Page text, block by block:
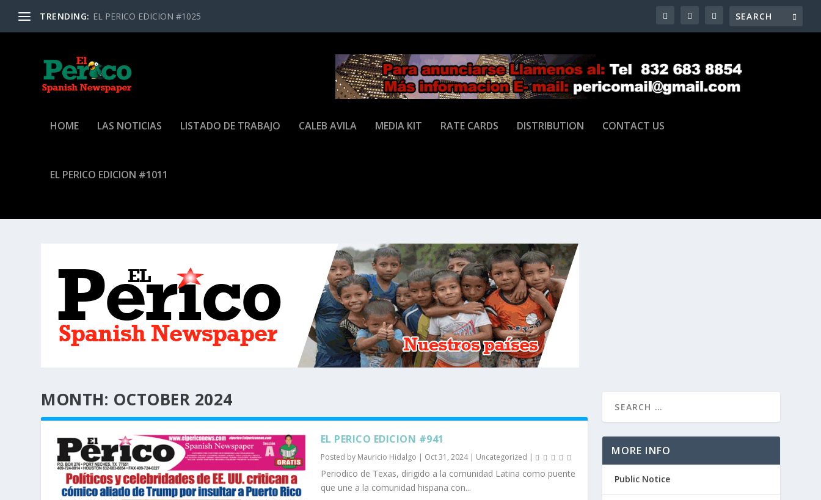
TRENDING: EL PERICO EDICION #1025
HOME LAS NOTICIAS LISTADO DE TRABAJO CALEB AVILA MEDIA KIT RATE CARDS DISTRIBUTION CONTACT US
EL PERICO EDICION #1011
MONTH: OCTOBER 2024
EL PERICO EDICION #941
Posted by Mauricio Hidalgo | Oct 31, 2024| Uncategorized |
Periodico de Texas, dirigido a la comunidad Latina como puente
que une a la comunidad hispana con...
MORE INFO
Public Notice